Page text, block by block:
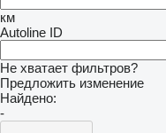
км
Autoline ID
Не хватает фильтров?
Предложить изменение
Найдено:
-